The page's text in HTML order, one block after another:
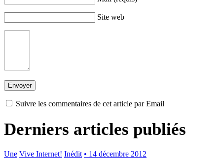
Site web
Suivre les commentaires de cet article par Email
Derniers articles publiés
Une Vive Internet! Inédit • 14 décembre 2012